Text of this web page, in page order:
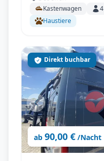
Kastenwagen 4
Haustiere
ab 90,00 € /Nacht
Direkt buchbar